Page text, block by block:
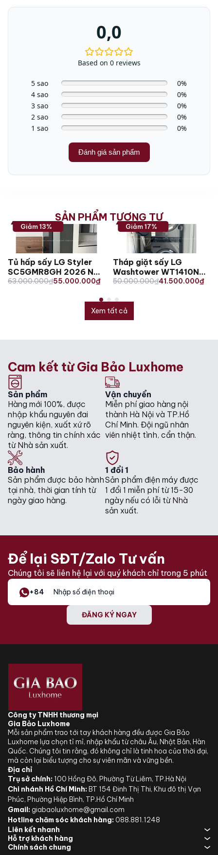
0,0
Based on 0 reviews
5 sao
0%
4 sao
0%
3 sao
0%
2 sao
0%
1 sao
0%
Đánh giá sản phẩm
SẢN PHẨM TƯƠNG TỰ
Xem tất cả
Giảm 13%
Tủ hấp sấy LG Styler
SC5GMR8GH 2026 Nội
địa Hàn
63.000.000₫
Original
55.000.000₫
Current
Giảm 17%
Tháp giặt sấy LG
Washtower WT1410NHB
14/10kg - Bản xuất
50.000.000₫
Original
was:
50.000.000₫.
41.500.000₫
Current
is:
41.500.000₫.
Cam kết từ Gia Bảo Luxhome
Sản phẩm
Hàng mới 100%, được
nhập khẩu nguyên đai
nguyên kiện, xuất xứ rõ
ràng, thông tin chính xác
từ Nhà sản xuất.
Vận chuyển
Miễn phí giao hàng nội
thành Hà Nội và TP.Hồ
Chí Minh. Đội ngũ nhân
viên nhiệt tình, cẩn thận.
Bảo hành
Sản phẩm được bảo hành
tại nhà, thời gian tính từ
ngày giao hàng.
1 đổi 1
Sản phẩm điện máy được
1 đổi 1 miễn phí từ 15-30
ngày nếu có lỗi từ Nhà
sản xuất.
Để lại SĐT/Zalo Tư vấn
Chúng tôi sẽ liên hệ lại với quý khách chỉ trong 5 phút
+84
ĐĂNG KÝ NGAY
Công ty TNHH thương mại
Gia Bảo Luxhome
Mỗi sản phẩm trao tới tay khách hàng đều được Gia Bảo
Luxhome lựa chọn tỉ mỉ, nhập khẩu từ châu Âu, Nhật Bản, Hàn
Quốc. Chúng tôi tin rằng, đó không chỉ là tinh hoa của thời đại,
mà còn lại biểu tượng cho sự viên mãn và vững bền.
Địa chỉ
Trụ sở chính: 100 Hồng Đô, Phường Từ Liêm, TP.Hà Nội
Chi nhánh Hồ Chí Minh: BT 154 Đinh Thị Thi, Khu đô thị Vạn
Phúc, Phường Hiệp Bình, TP.Hồ Chí Minh
Gmail: giabaoluxhome@gmail.com
Hotline chăm sóc khách hàng: 088.881.1248
Liên kết nhanh
Hỗ trợ khách hàng
Chính sách chung